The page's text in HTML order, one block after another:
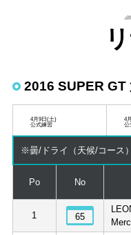
2016 SUPER
4月9日(土)
公式練習
4
公
※曇/ドライ（天候/コース）
Po No
1 65